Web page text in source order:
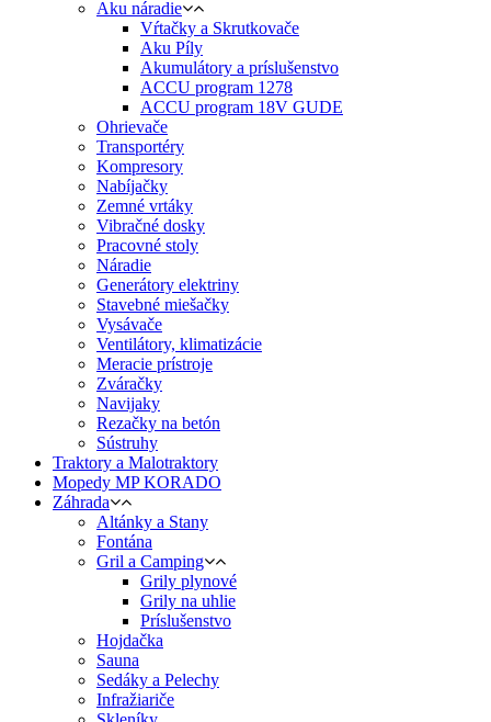
Aku náradie
Vŕtačky a Skrutkovače
Aku Píly
Akumulátory a príslušenstvo
ACCU program 1278
ACCU program 18V GUDE
Ohrievače
Transportéry
Kompresory
Nabíjačky
Zemné vrtáky
Vibračné dosky
Pracovné stoly
Náradie
Generátory elektriny
Stavebné miešačky
Vysávače
Ventilátory, klimatizácie
Meracie prístroje
Zváračky
Navijaky
Rezačky na betón
Sústruhy
Traktory a Malotraktory
Mopedy MP KORADO
Záhrada
Altánky a Stany
Fontána
Gril a Camping
Grily plynové
Grily na uhlie
Príslušenstvo
Hojdačka
Sauna
Sedáky a Pelechy
Infražiariče